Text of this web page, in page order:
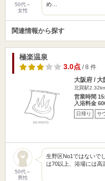
50代～
女性
め…
関連情報から探す
極楽温泉
3.0点/ 8 件
大阪府 / 大
北巽駅
営業時間
入浴料金
日帰り サ
50代～
男性
生野区No1ではないで
は70以上、浴場には高